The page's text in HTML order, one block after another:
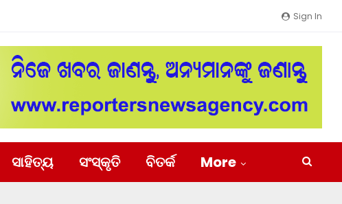
Sign In
ସାହିତ୍ୟ ସଂସ୍କୃତି ବିତର୍କ More